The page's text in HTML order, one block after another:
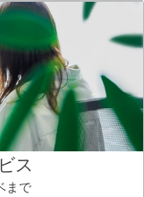
ス
まで